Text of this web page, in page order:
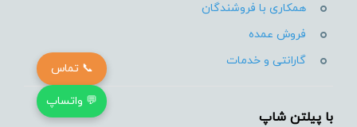
همکاری با فروشندگان
فروش عمده
گارانتی و خدمات
با پیلتن شاپ
📞 تماس
💬 واتساپ